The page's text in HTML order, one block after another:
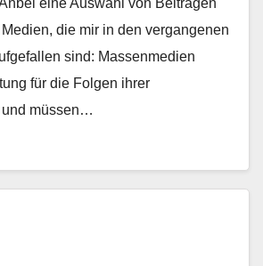
eine Auswahl von Beiträgen
die mir in den vergangenen
sind: Massenmedien
für die Folgen ihrer
und müssen…